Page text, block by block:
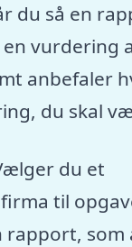
du så en
vurdering
anbefaler
du skal
du et
til
rapport, som